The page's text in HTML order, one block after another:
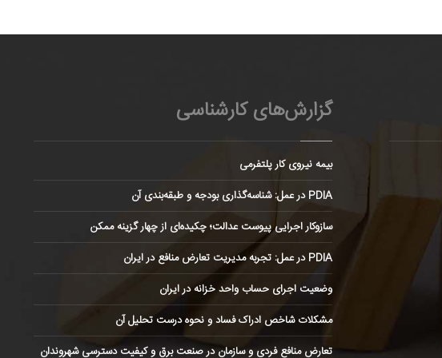
گزارش‌های کارشناسی
بیمه نیروی کار پلتفرمی
PDIA در عمل: شناسه‌گذاری بودجه و طبقه‌بندی آن
سازوکار اجرایی پیوست عدالت؛ چکیده‌ای از چهار گزینه ممکن
PDIA در عمل: تجربه مدیریت تعارض منافع در ایران
وضعیت اجرای حساب واحد خزانه در ایران
مشکلات شاخص ادراک فساد و نحوه درست تحلیل آن
تعارض منافع فردی و سازمان در صنعت برق و کیفیت دسترسی شهروندان